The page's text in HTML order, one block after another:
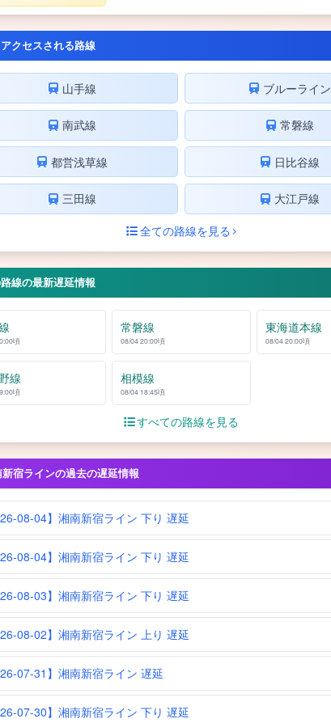
クセスされる路線
山手線 ブルーライン
南武線 常磐線
都営浅草線 日比谷線
三田線
大江戸線
全ての路線を見る
線の最新遅延情報
頃
常磐線
08/04 20:00頃
東海道本線
08/04 20:00頃
線
頃
相模線
08/04 18:45頃
すべての路線を見る
宿ラインの過去の遅延情報
08-04】湘南新宿ライン 下り 遅延
08-04】湘南新宿ライン 下り 遅延
08-03】湘南新宿ライン 下り 遅延
08-02】湘南新宿ライン 上り 遅延
07-31】湘南新宿ライン 遅延
07-30】湘南新宿ライン 下り 遅延